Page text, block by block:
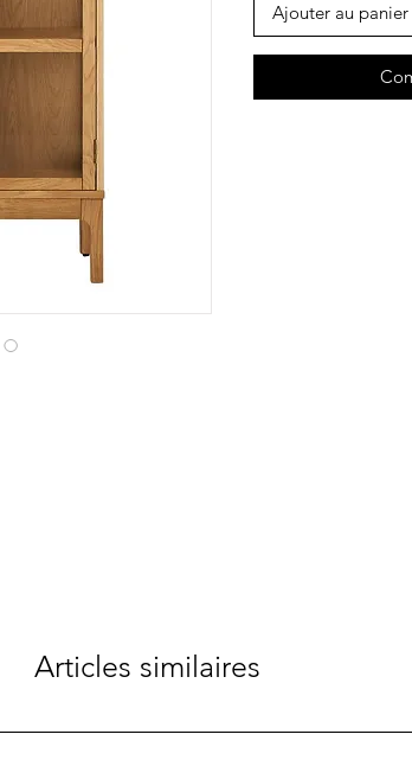
Ajouter au panier
Articles similaires